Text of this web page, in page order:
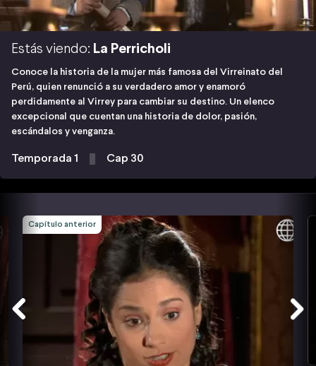
Estás viendo: La Perricholi
Conoce la historia de la mujer más famosa del Virreinato del
Perú, quien renunció a su verdadero amor y enamoró
perdidamente al Virrey para cambiar su destino. Un elenco
excepcional que cuentan una historia de dolor, pasión,
escándalos y venganza.
Temporada 1 Cap 30
Capítulo anterior